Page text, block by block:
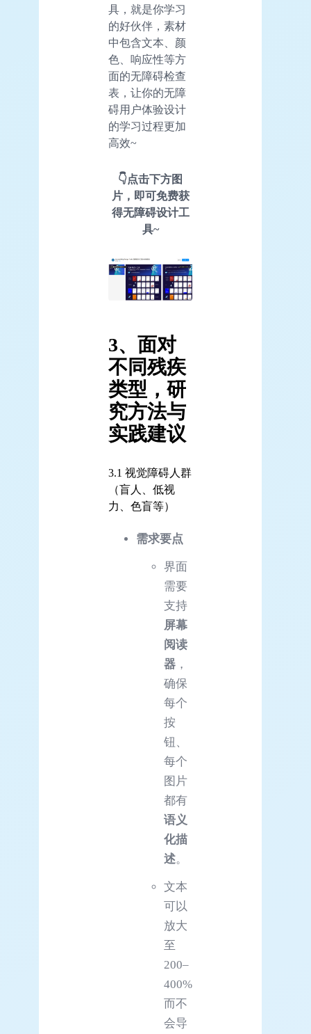
具，就是你学习
的好伙伴，素材
中包含文本、颜
色、响应性等方
面的无障碍检查
表，让你的无障
碍用户体验设计
的学习过程更加
高效~
👇点击下方图
片，即可免费获
得无障碍设计工
具~
3、面对
不同残疾
类型，研
究方法与
实践建议
3.1 视觉障碍人群
（盲人、低视
力、色盲等）
需求要点
界面
需要
支持
屏幕
阅读
器 ，
确保
每个
按
钮、
每个
图片
都有
语义
化描
述。
文本
可以
放大
至
200–
400%
而不
会导